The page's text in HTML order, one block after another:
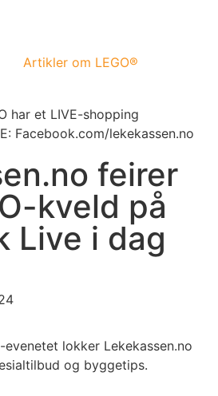
Artikler om LEGO®
har et LIVE-shopping
Facebook.com/lekekassen.no
feirer
kveld på
Live i dag
lokker Lekekassen.no
og byggetips.